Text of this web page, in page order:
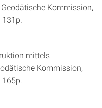
Kommission,
mittels
Kommission,